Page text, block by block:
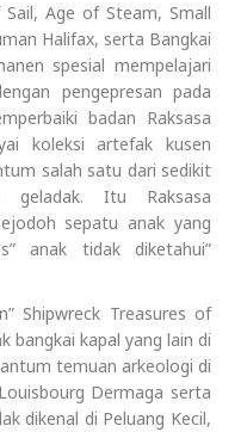
Age of Steam, Small
Halifax, serta Bangkai
spesial mempelajari
pengepresan pada
badan Raksasa
koleksi artefak kusen
salah satu dari sedikit
geladak. Itu Raksasa
sepatu anak yang
anak tidak diketahui”
Shipwreck Treasures of
bangkai kapal yang lain di
temuan arkeologi di
Dermaga serta
dikenal di Peluang Kecil,